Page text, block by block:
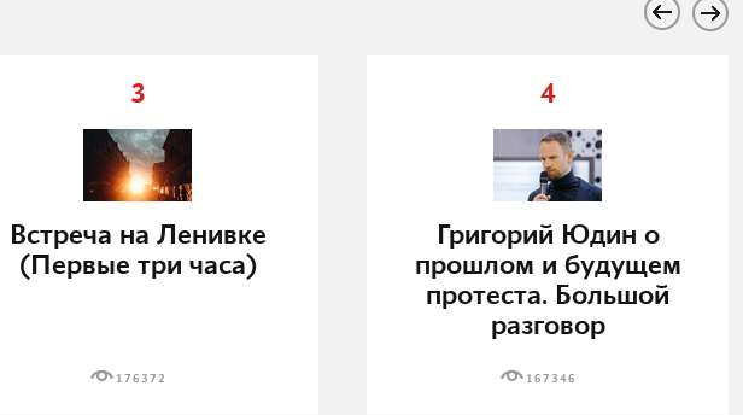
3
Встреча на Ленивке
(Первые три часа)
176372
4
Григорий Юдин о
прошлом и будущем
протеста. Большой
разговор
167346